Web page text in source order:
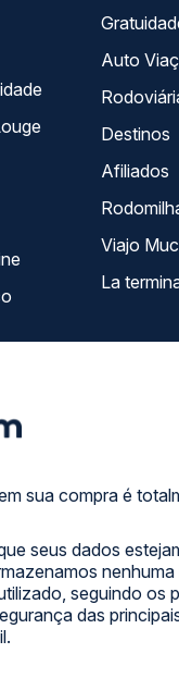
sua compra é
seus dados
seguindo os
das
Online
Auto
Destinos
Afiliados
Viajo